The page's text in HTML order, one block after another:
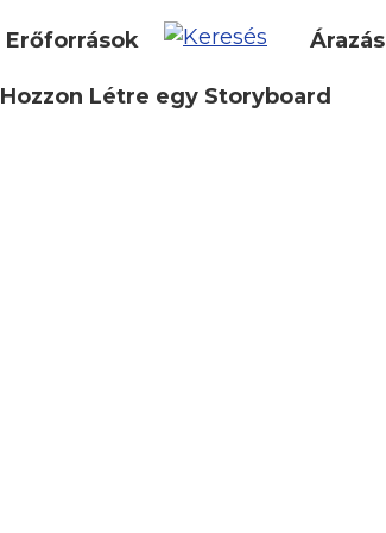
Erőforrások Árazás
Hozzon Létre egy Storyboard